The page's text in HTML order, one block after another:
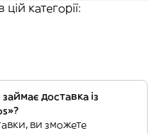
категорії:
займає доставка із
ви зможете